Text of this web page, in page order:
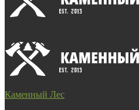
Каменный Лес